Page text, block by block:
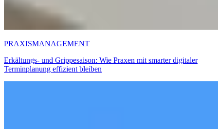
PRAXISMANAGEMENT
Erkältungs- und Grippesaison: Wie Praxen mit smarter digitaler
Terminplanung effizient bleiben